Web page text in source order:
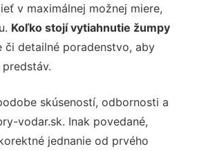
v maximálnej možnej miere,
Koľko stojí vytiahnutie žumpy
či detailné poradenstvo, aby
skúseností, odbornosti a
vodar.sk. Inak povedané,
jednanie od prvého